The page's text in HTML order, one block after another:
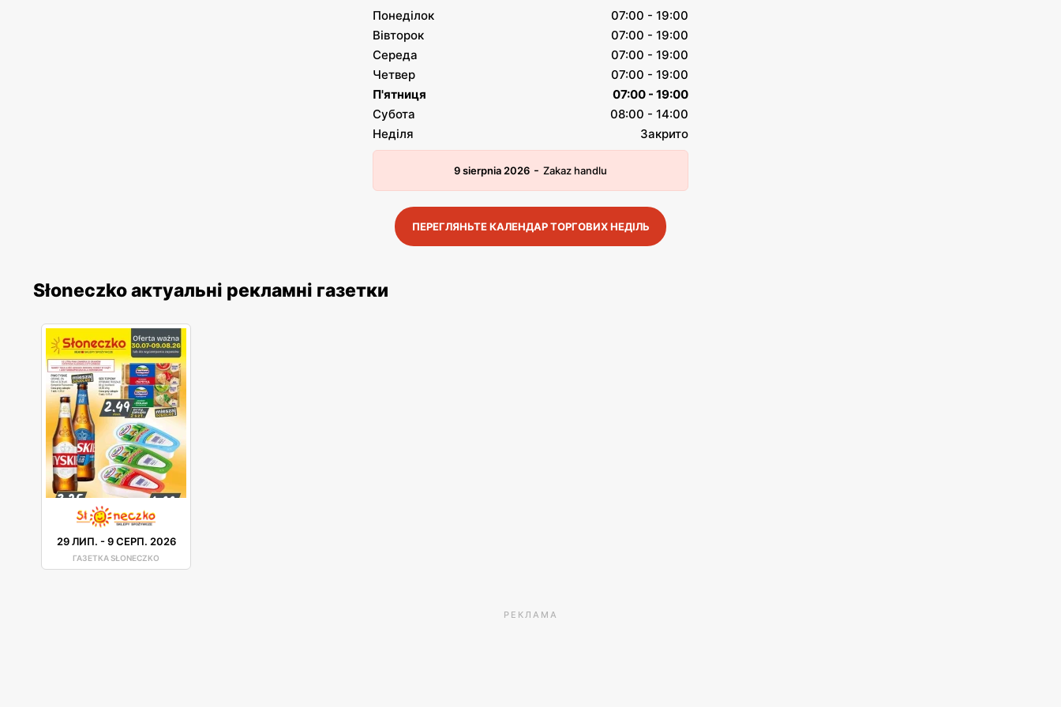
Понеділок
07:00 - 19:00
Вівторок
07:00 - 19:00
Середа
07:00 - 19:00
Четвер
07:00 - 19:00
П'ятниця
07:00 - 19:00
Субота
08:00 - 14:00
Неділя
Закрито
9 sierpnia 2026 - Zakaz handlu
ПЕРЕГЛЯНЬТЕ КАЛЕНДАР ТОРГОВИХ НЕДІЛЬ
Słoneczko актуальні рекламні газетки
29 ЛИП. -9 СЕРП. 2026
ГАЗЕТКА SŁONECZKO
РЕКЛАМА